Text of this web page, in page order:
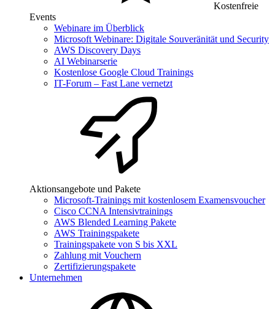
Kostenfreie
Events
Webinare im Überblick
Microsoft Webinare: Digitale Souveränität und Security
AWS Discovery Days
AI Webinarserie
Kostenlose Google Cloud Trainings
IT-Forum – Fast Lane vernetzt
Aktionsangebote und Pakete
Microsoft-Trainings mit kostenlosem Examensvoucher
Cisco CCNA Intensivtrainings
AWS Blended Learning Pakete
AWS Trainingspakete
Trainingspakete von S bis XXL
Zahlung mit Vouchern
Zertifizierungspakete
Unternehmen